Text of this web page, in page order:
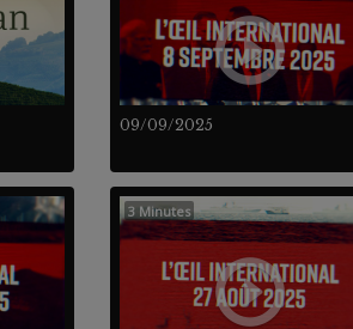
09/09/2025
3 Minutes